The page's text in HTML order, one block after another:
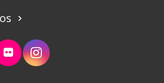
keyboard_arrow_right